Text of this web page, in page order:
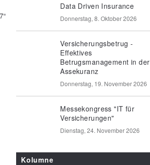
Data Driven Insurance
Donnerstag, 8. Oktober 2026
Versicherungsbetrug -
Effektives
Betrugsmanagement in der
Assekuranz
Donnerstag, 19. November 2026
Messekongress "IT für
Versicherungen"
Dienstag, 24. November 2026
Kolumne